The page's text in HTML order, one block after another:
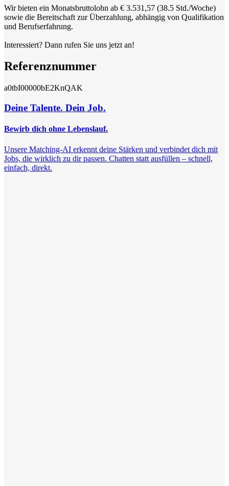
Wir bieten ein Monatsbruttolohn ab € 3.531,57 (38.5 Std./Woche)
sowie die Bereitschaft zur Überzahlung, abhängig von Qualifikation
und Berufserfahrung.
Interessiert? Dann rufen Sie uns jetzt an!
Referenznummer
a0tbI00000bE2KnQAK
Deine Talente. Dein Job.
Bewirb dich ohne Lebenslauf.
Unsere Matching-AI erkennt deine Stärken und verbindet dich mit
Jobs, die wirklich zu dir passen. Chatten statt ausfüllen – schnell,
einfach, direkt.